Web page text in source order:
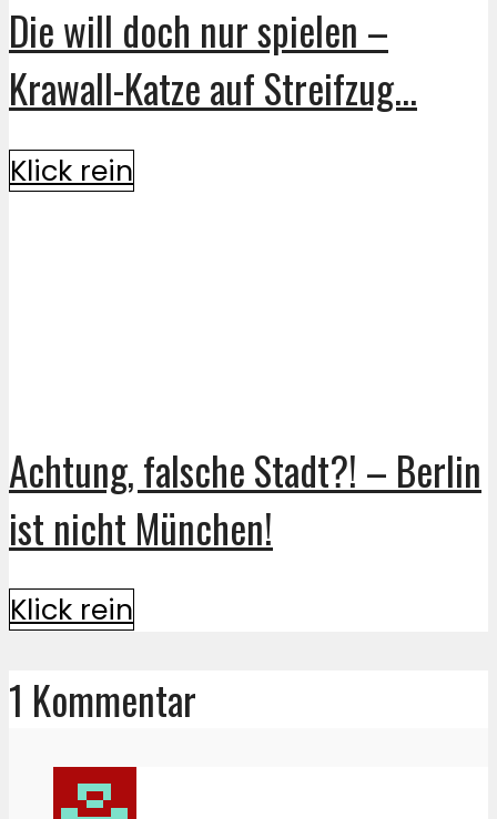
Die will doch nur spielen –
Krawall-Katze auf Streifzug...
Klick rein
Achtung, falsche Stadt?! – Berlin
ist nicht München!
Klick rein
1 Kommentar